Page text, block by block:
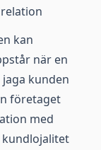
kan
när en
kunden
företaget
med
kundlojalitet